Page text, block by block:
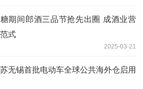
期间郎酒三品节抢先出圈 成酒业营
式
2025-03-21
无锡首批电动车全球公共海外仓启用